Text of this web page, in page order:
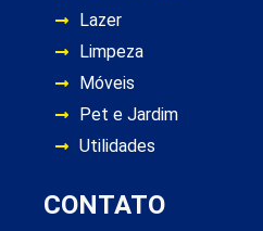
Lazer
Limpeza
Móveis
Pet e Jardim
Utilidades
CONTATO